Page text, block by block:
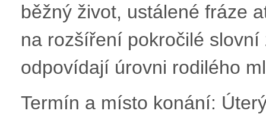
běžný život, ustálené fráze
na rozšíření pokročilé
odpovídají úrovni rodilého
Termín a místo konání: